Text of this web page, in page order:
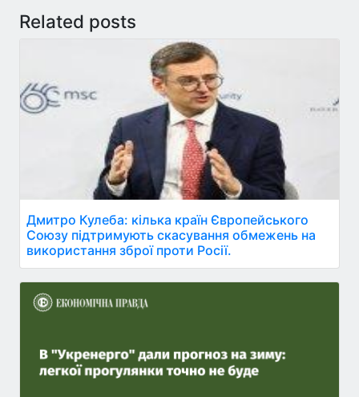
Related posts
Дмитро Кулеба: кілька країн Європейського
Союзу підтримують скасування обмежень на
використання зброї проти Росії.